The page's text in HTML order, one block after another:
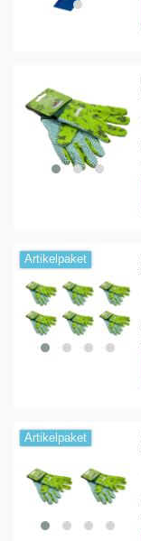
Artikelpaket
Artikelpaket